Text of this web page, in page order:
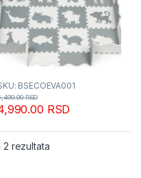
BSECOEVA001
RSD
RSD
2 rezultataSortirano po